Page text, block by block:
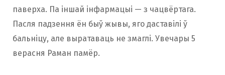
паверха. Па іншай інфармацыі — з чацвёртага.
Пасля падзення ён быў жывы, яго даставілі ў
бальніцу, але выратаваць не змаглі. Увечары 5
верасня Раман памёр.